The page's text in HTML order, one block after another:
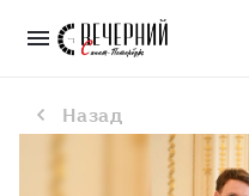
Назад